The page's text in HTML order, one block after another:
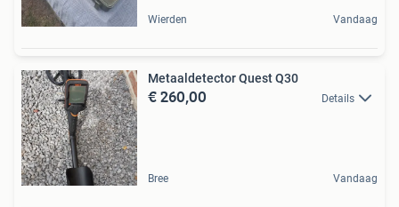
Wierden Vandaag
Metaaldetector Quest Q30
€ 260,00 Details
Bree Vandaag